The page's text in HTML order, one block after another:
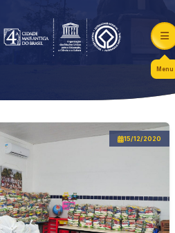
Menu
15/12/2020